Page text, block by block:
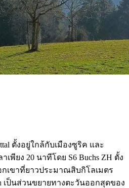
ตั้งอยู่ใกล้กับเมืองซูริค และ
เพียง 20 นาทีโดย S6 Buchs ZH ตั้ง
กเขาที่ยาวประมาณสิบกิโลเมตร
เป็นส่วนขยายทางตะวันออกสุดของ